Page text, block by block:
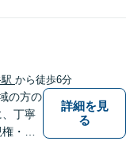
から徒歩6分
の方の
丁寧
・養
詳細を見
る